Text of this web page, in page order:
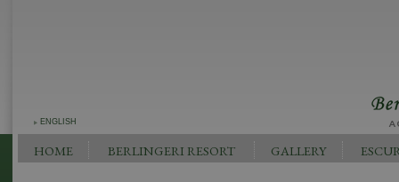
ENGLISH
HOME BERLINGERI RESORT GALLERY